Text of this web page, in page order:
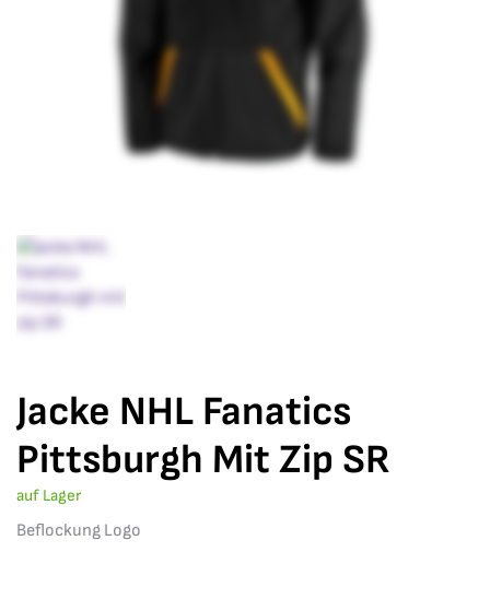
Jacke NHL Fanatics
Pittsburgh Mit Zip SR
auf Lager
Beflockung Logo